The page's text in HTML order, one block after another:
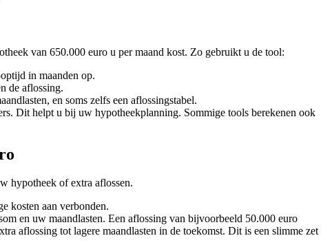
van 650.000 euro u per maand kost. Zo gebruikt u de tool:
in maanden op.
de aflossing.
en soms zelfs een aflossingstabel.
Dit helpt u bij uw hypotheekplanning. Sommige tools berekenen ook
hypotheek of extra aflossen.
kosten aan verbonden.
en uw maandlasten. Een aflossing van bijvoorbeeld 50.000 euro
aflossing tot lagere maandlasten in de toekomst. Dit is een slimme zet